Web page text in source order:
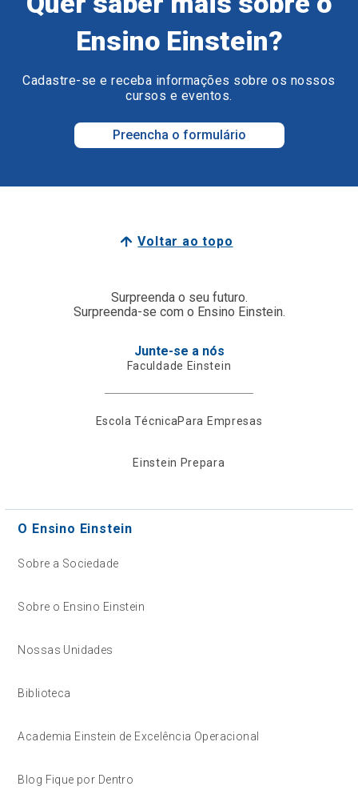
Ensino Einstein?
Cadastre-se e receba informações sobre os nossos
cursos e eventos.
Preencha o formulário
Voltar ao topo
Surpreenda o seu futuro.
Surpreenda-se com o Ensino Einstein.
Junte-se a nós
Faculdade Einstein
Escola TécnicaPara Empresas
Einstein Prepara
O Ensino Einstein
Sobre a Sociedade
Sobre o Ensino Einstein
Nossas Unidades
Biblioteca
Academia Einstein de Excelência Operacional
Blog Fique por Dentro